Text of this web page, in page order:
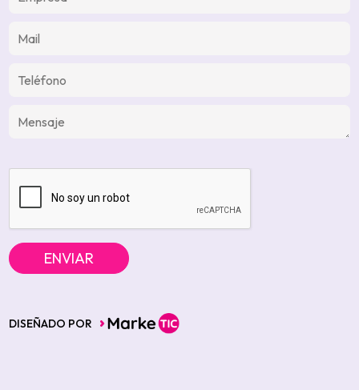
DISEÑADO POR